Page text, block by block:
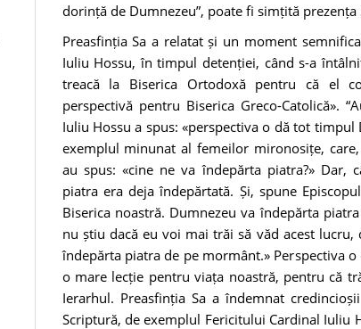
dorință de Dumnezeu”, poate fi simțită prezența
Preasfinția Sa a relatat și un moment
Iuliu Hossu, în timpul detenției, când s-a
treacă la Biserica Ortodoxă pentru că el
perspectivă pentru Biserica Greco-Catolică».
Iuliu Hossu a spus: «perspectiva o dă tot
exemplul minunat al femeilor mironosițe,
au spus: «cine ne va îndepărta piatra?» Dar,
piatra era deja îndepărtată. Și, spune
Biserica noastră. Dumnezeu va îndepărta
nu știu dacă eu voi mai trăi să văd acest lucru,
îndepărta piatra de pe mormânt.» Perspectiva
o mare lecție pentru viața noastră, pentru că
Ierarhul. Preasfinția Sa a îndemnat
Scriptură, de exemplul Fericitului Cardinal Iuliu